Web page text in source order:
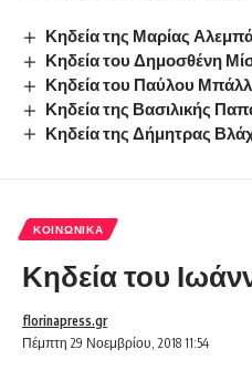
Κηδεία της Μαρίας
Κηδεία του Δημοσθένη
Κηδεία του Παύλου
Κηδεία της Βασιλικής
Κηδεία της Δήμητρας
ΚΟΙΝΩΝΙΚΆ
Κηδεία του
Πέμπτη 29 Νοεμβρίου, 2018 11:54
florinapress.gr